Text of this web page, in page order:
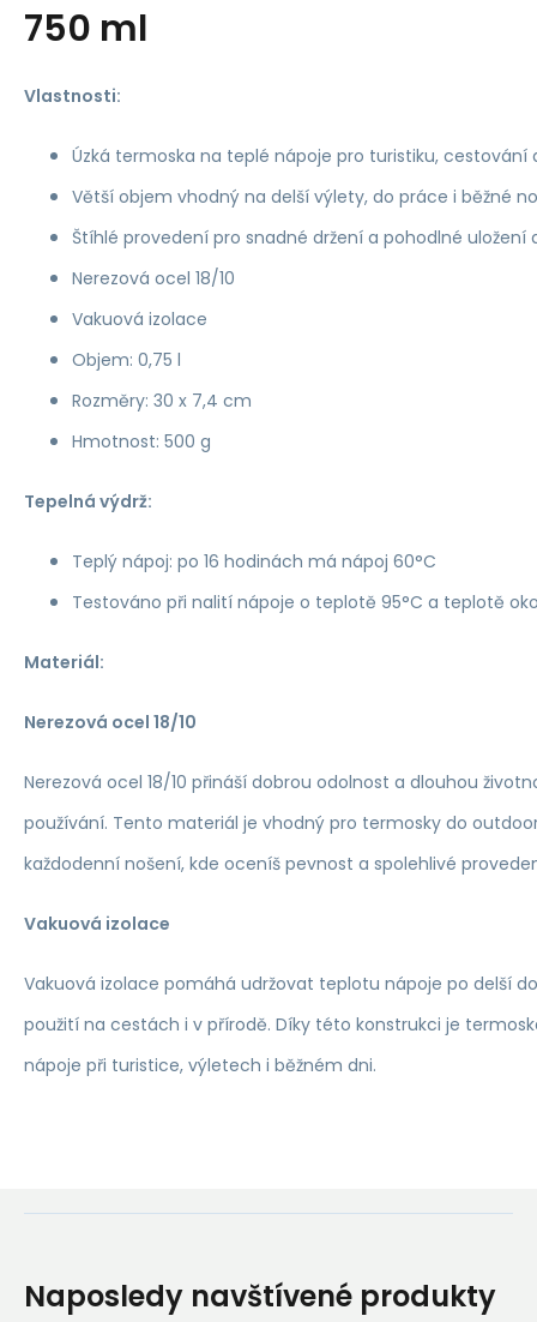
750 ml
Vlastnosti:
Úzká termoska na teplé nápoje pro turistiku, cestování
Větší objem vhodný na delší výlety, do práce i běžné
Štíhlé provedení pro snadné držení a pohodlné uložení
Nerezová ocel 18/10
Vakuová izolace
Objem: 0,75 l
Rozměry: 30 x 7,4 cm
Hmotnost: 500 g
Tepelná výdrž:
Teplý nápoj: po 16 hodinách má nápoj 60°C
Testováno při nalití nápoje o teplotě 95°C a teplotě
Materiál:
Nerezová ocel 18/10
Nerezová ocel 18/10 přináší dobrou odolnost a dlouhou
používání. Tento materiál je vhodný pro termosky do
každodenní nošení, kde oceníš pevnost a spolehlivé
Vakuová izolace
Vakuová izolace pomáhá udržovat teplotu nápoje po delší
použití na cestách i v přírodě. Díky této konstrukci je
nápoje při turistice, výletech i běžném dni.
Naposledy navštívené produkty